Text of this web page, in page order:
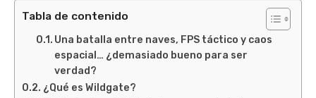
Tabla de contenido
Una batalla entre naves, FPS táctico y caos
espacial… ¿demasiado bueno para ser
verdad?
¿Qué es Wildgate?